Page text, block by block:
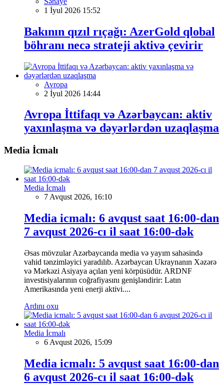
1 İyul 2026 15:52
Bakının qızıl rıçağı: AzerGold qlobal
böhranı necə strateji aktivə çevirir
Avropa
2 İyul 2026 14:44
Avropa İttifaqı və Azərbaycan: aktiv
yaxınlaşma və dəyərlərdən uzaqlaşma
Media İcmalı
Media İcmalı
7 Avqust 2026, 16:10
Media icmalı: 6 avqust saat 16:00-dan
7 avqust 2026-cı il saat 16:00-dək
Əsas mövzular Azərbaycanda media və yayım sahəsində
vahid tənzimləyici yaradılıb. Azərbaycan Ukraynanın Xəzərə
və Mərkəzi Asiyaya açılan yeni körpüsüdür. ARDNF
investisiyalarının coğrafiyasını genişləndirir: Latın
Amerikasında yeni enerji aktivi....
Ardını oxu
Media İcmalı
6 Avqust 2026, 15:09
Media icmalı: 5 avqust saat 16:00-dan
6 avqust 2026-cı il saat 16:00-dək